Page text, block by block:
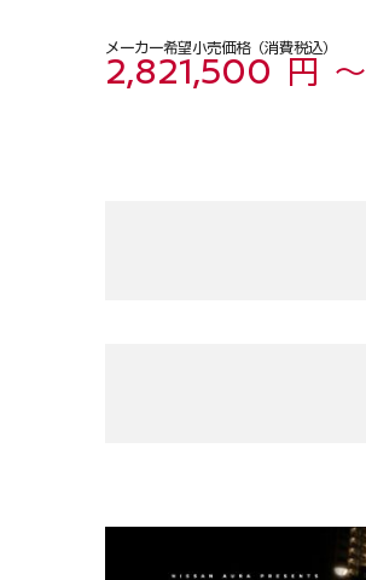
メーカー希望小売価格（消費税込）
2,821,500 円 ～